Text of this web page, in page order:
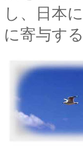
し、日本
に寄与す